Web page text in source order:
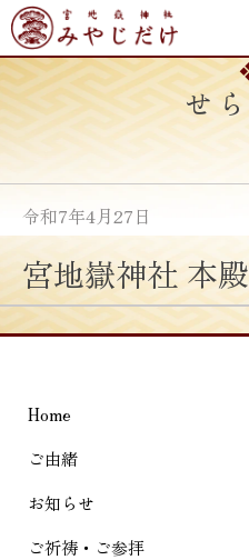
Skip
to
content
お知らせ
令和7年4月27日
宮地嶽神社 本殿
投
稿
ナ
ビ
ー
シ
ョ
ン
Home
ご由緒
お知らせ
ご祈祷・ご参拝